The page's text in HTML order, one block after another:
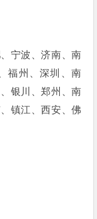
宁波、济南、南
福州、深圳、南
银川、郑州、南
镇江、西安、佛